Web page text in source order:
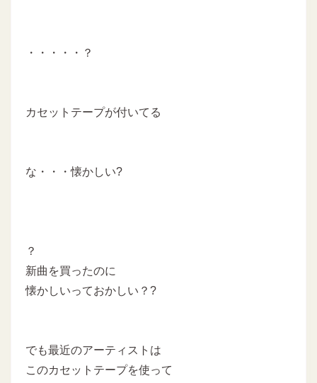
・・・・・？
カセットテープが付いてる
な・・・懐かしい?
？
新曲を買ったのに
懐かしいっておかしい？?
でも最近のアーティストは
このカセットテープを使って